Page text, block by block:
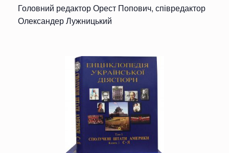
Головний редактор Орест Попович, співредактор
Олександер Лужницький